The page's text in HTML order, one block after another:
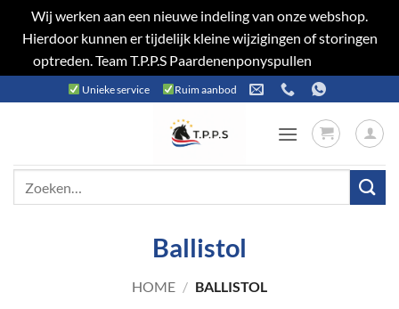
Wij werken aan een nieuwe indeling van onze webshop.
Hierdoor kunnen er tijdelijk kleine wijzigingen of storingen
optreden. Team T.P.P.S Paardenenponyspullen
naar
Unieke service Ruim aanbod
Ballistol
HOME / BALLISTOL